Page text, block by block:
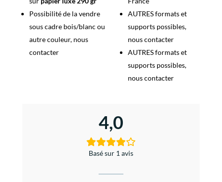
Possibilité de la vendre
sous cadre bois/blanc ou
autre couleur, nous
contacter
AUTRES formats et
supports possibles,
nous contacter
AUTRES formats et
supports possibles,
nous contacter
4,0
Basé sur 1 avis